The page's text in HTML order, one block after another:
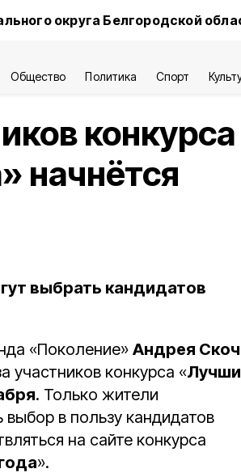
округа Белгородской
Общество Политика Спорт
конкурса
начнётся
выбрать кандидатов
«Поколение» Андрея
участников конкурса «
. Только жители
в пользу кандидатов
на сайте конкурса
».